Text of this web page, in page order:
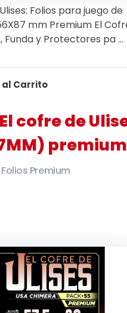
cofre de
premium
Folios Premium
Folios para juego de
mm Premium El
Funda y Protectores pa ...
Carrito